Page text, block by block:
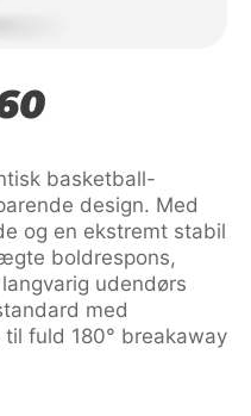
basketball-
design. Med
og en ekstremt stabil
boldrespons,
udendørs
med
fuld 180° breakaway